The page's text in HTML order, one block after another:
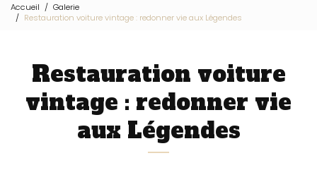
Accueil
Galerie
Restauration voiture vintage : redonner vie aux Légendes
Restauration voiture
vintage : redonner vie
aux Légendes